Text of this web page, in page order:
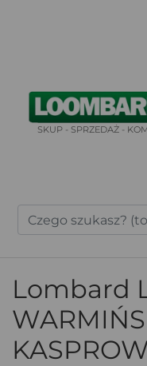
SKUP - SPRZEDAŻ -
Lombard